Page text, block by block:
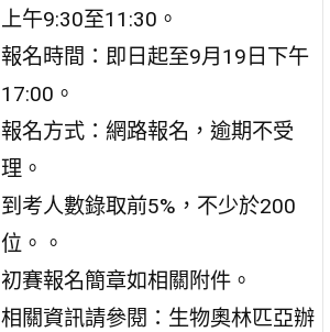
上午9:30至11:30。
報名時間：即日起至9月19日下午
17:00。
報名方式：網路報名，逾期不受
理。
到考人數錄取前5%，不少於200
位。。
初賽報名簡章如相關附件。
相關資訊請參閱：生物奧林匹亞辦